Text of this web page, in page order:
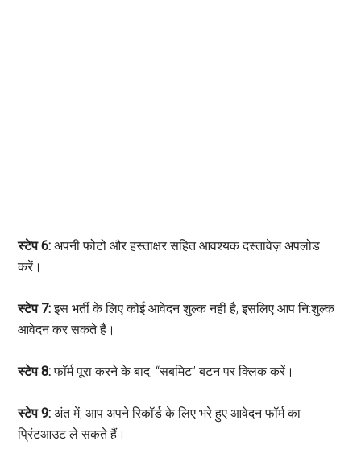
स्टेप 6:अपनी फोटो और हस्ताक्षर सहित आवश्यक दस्तावेज़ अपलोड
करें।
स्टेप 7:इस भर्ती के लिए कोई आवेदन शुल्क नहीं है, इसलिए आप नि:शुल्क
आवेदन कर सकते हैं।
स्टेप 8:फॉर्म पूरा करने के बाद, “सबमिट” बटन पर क्लिक करें।
स्टेप 9:अंत में, आप अपने रिकॉर्ड के लिए भरे हुए आवेदन फॉर्म का
प्रिंटआउट ले सकते हैं।